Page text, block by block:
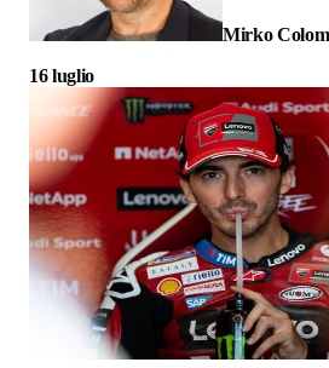
Mirko
16 luglio